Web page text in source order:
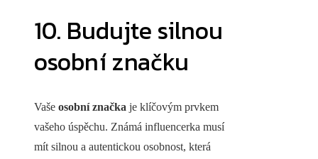
10. Budujte silnou
osobní značku
Vaše osobní značka je klíčovým prvkem
vašeho úspěchu. Známá influencerka musí
mít silnou a autentickou osobnost, která